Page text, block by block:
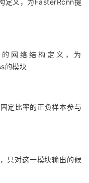
的网络结构定义，为
的模块
定比率的正负样本参与
只对这一模块输出的候